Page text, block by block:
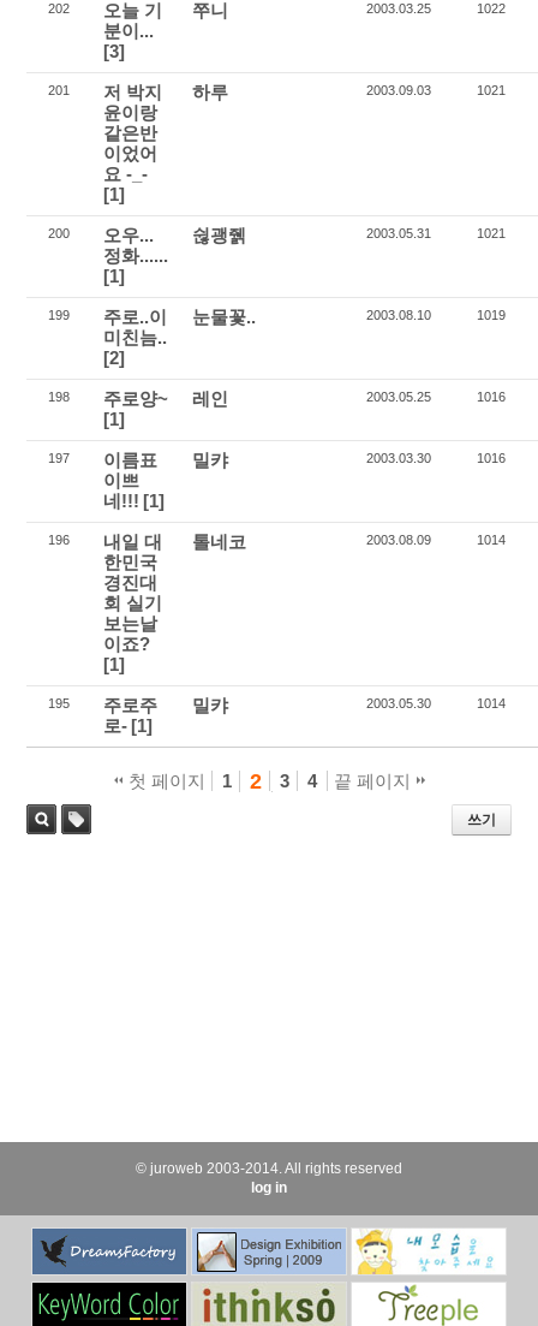
202
오늘 기
분이...
[3]
쭈니 2003.03.25 1022
201
저 박지
윤이랑
같은반
이었어
요 -_-
[1]
하루 2003.09.03 1021
200
오우...
정화......
[1]
쉲괭줽 2003.05.31 1021
199
주로..이
미친늠..
[2]
눈물꽃.. 2003.08.10 1019
198
주로양~
[1]
레인 2003.05.25 1016
197
이름표
이쁘
네!!! [1]
밀캬 2003.03.30 1016
196
내일 대
한민국
경진대
회 실기
보는날
이죠?
[1]
톨네코 2003.08.09 1014
195
주로주
로- [1]
밀캬 2003.05.30 1014
첫 페이지 1 2 3 4 끝 페이지
쓰기
© juroweb 2003-2014. All rights reserved
log in